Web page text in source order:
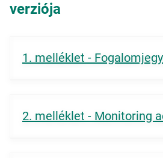
verziója
1. melléklet -
2. melléklet - Monitoring